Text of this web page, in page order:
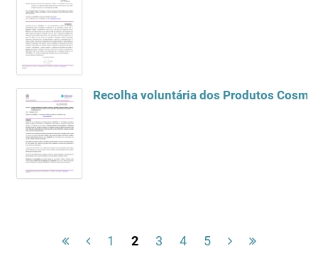
Recolha voluntária dos Produtos
1 2 3 4 5